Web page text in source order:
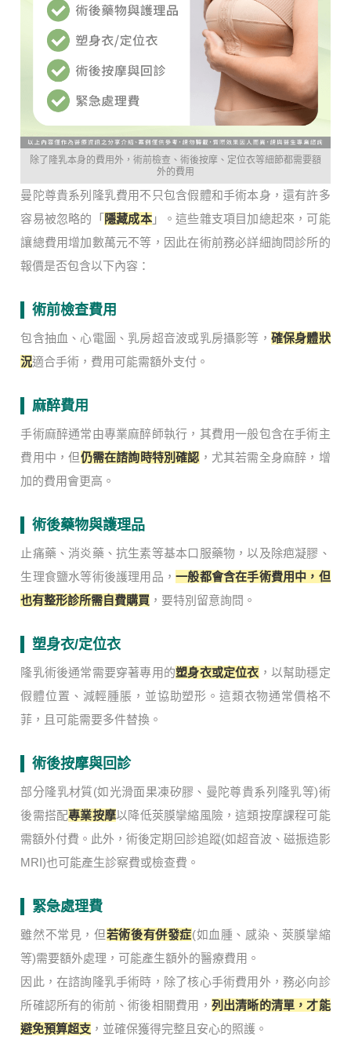
除了隆乳本身的費用外，術前檢查、術後按摩、定位衣等細節都需要額
外的費用
曼陀尊貴系列隆乳費用不只包含假體和手術本身，還有許多
容易被忽略的「 隱藏成本」。這些雜支項目加總起來，可能
讓總費用增加數萬元不等，因此在術前務必詳細詢問診所的
報價是否包含以下內容：
術前檢查費用
包含抽血、心電圖、乳房超音波或乳房攝影等， 確保身體狀
況適合手術，費用可能需額外支付。
麻醉費用
手術麻醉通常由專業麻醉師執行，其費用一般包含在手術主
費用中，但仍需在諮詢時特別確認 ，尤其若需全身麻醉，增
加的費用會更高。
術後藥物與護理品
止痛藥、消炎藥、抗生素等基本口服藥物，以及除疤凝膠、
生理食鹽水等術後護理用品，一般都會含在手術費用中，但
也有整形診所需自費購買 ，要特別留意詢問。
塑身衣/定位衣
隆乳術後通常需要穿著專用的塑身衣或定位衣 ，以幫助穩定
假體位置、減輕腫脹，並協助塑形。這類衣物通常價格不
菲，且可能需要多件替換。
術後按摩與回診
部分隆乳材質(如光滑面果凍矽膠、曼陀尊貴系列隆乳等)術
後需搭配專業按摩以降低莢膜攣縮風險，這類按摩課程可能
需額外付費。此外，術後定期回診追蹤(如超音波、磁振造影
MRI)也可能產生診察費或檢查費。
緊急處理費
雖然不常見，但若術後有併發症(如血腫、感染、莢膜攣縮
等)需要額外處理，可能產生額外的醫療費用。
因此，在諮詢隆乳手術時，除了核心手術費用外，務必向診
所確認所有的術前、術後相關費用， 列出清晰的清單，才能
避免預算超支 ，並確保獲得完整且安心的照護。